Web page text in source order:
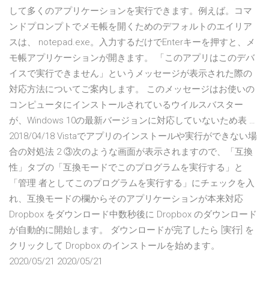
して多くのアプリケーションを実行できます。例えば。コマ
ンドプロンプトでメモ帳を開くためのデフォルトのエイリア
スは、 notepad.exe。入力するだけでEnterキーを押すと、メ
モ帳アプリケーションが開きます。 「このアプリはこのデバ
イスで実行できません」というメッセージが表示された際の
対応方法についてご案内します。 このメッセージはお使いの
コンピュータにインストールされているウイルスバスター
が、Windows 10の最新バージョンに対応していないため表 …
2018/04/18 Vistaでアプリのインストールや実行ができない場
合の対処法 2 ③次のような画面が表示されますので、「互換
性」タブの「互換モードでこのプログラムを実行する」と
「管理 者としてこのプログラムを実行する」にチェックを入
れ、互換モードの欄からそのアプリケーションが本来対応
Dropbox をダウンロード中数秒後に Dropbox のダウンロード
が自動的に開始します。 ダウンロードが完了したら [実行] を
クリックして Dropbox のインストールを始めます。
2020/05/21 2020/05/21